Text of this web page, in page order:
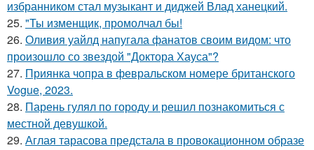
избранником стал музыкант и диджей Влад ханецкий.
25. "Ты изменщик, промолчал бы!
26. Оливия уайлд напугала фанатов своим видом: что
произошло со звездой "Доктора Хауса"?
27. Приянка чопра в февральском номере британского
Vogue, 2023.
28. Парень гулял по городу и решил познакомиться с
местной девушкой.
29. Аглая тарасова предстала в провокационном образе